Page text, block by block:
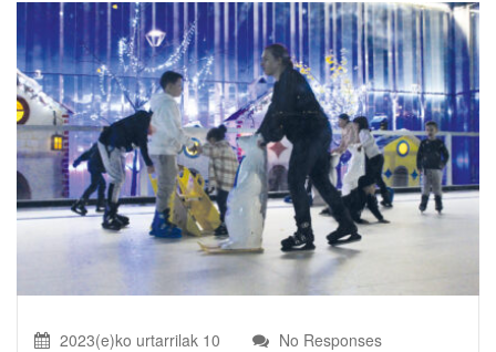
2023(e)ko urtarrilak 10 No Responses